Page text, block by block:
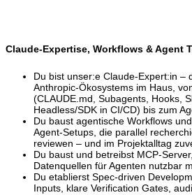
Claude-Expertise, Workflows & Agent
Du bist unser:e Claude-Expert:in –
Anthropic-Ökosystems im Haus,
(CLAUDE.md, Subagents, Hooks,
Headless/SDK in CI/CD) bis zum
Du baust agentische Workflows
Agent-Setups, die parallel
reviewen – und im Projektalltag
Du baust und betreibst MCP-
Datenquellen für Agenten nutzbar
Du etablierst Spec-driven
Inputs, klare Verification Gates,